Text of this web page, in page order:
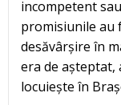
incompetent
promisiunile au
desăvârșire în
era de așteptat,
locuiește în